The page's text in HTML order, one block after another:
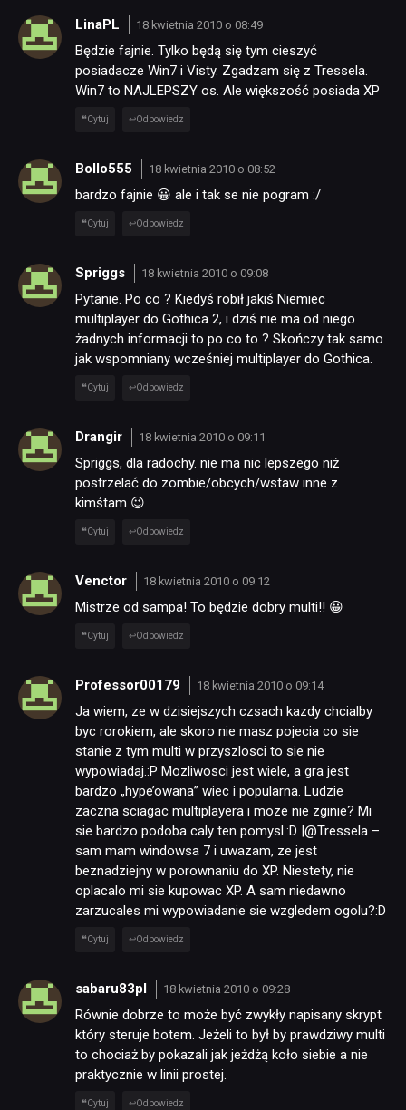
NEWSY
RECENZJE
RETRO
TECHNOLOGIE
DYSKUSJE
JUŻ GRALIŚMY
SKLEP
LinaPL 18 kwietnia 2010 o 08:49
Będzie fajnie. Tylko będą się tym cieszyć
posiadacze Win7 i Visty. Zgadzam się z Tressela.
Win7 to NAJLEPSZY os. Ale większość posiada XP
Cytuj Odpowiedz
Bollo555 18 kwietnia 2010 o 08:52
bardzo fajnie 😀 ale i tak se nie pogram :/
Cytuj Odpowiedz
Spriggs 18 kwietnia 2010 o 09:08
Pytanie. Po co ? Kiedyś robił jakiś Niemiec
multiplayer do Gothica 2, i dziś nie ma od niego
żadnych informacji to po co to ? Skończy tak samo
jak wspomniany wcześniej multiplayer do Gothica.
Cytuj Odpowiedz
Drangir 18 kwietnia 2010 o 09:11
Spriggs, dla radochy. nie ma nic lepszego niż
postrzelać do zombie/obcych/wstaw inne z
kimśtam 😉
Cytuj Odpowiedz
Venctor 18 kwietnia 2010 o 09:12
Mistrze od sampa! To będzie dobry multi!! 😀
Cytuj Odpowiedz
Professor00179 18 kwietnia 2010 o 09:14
Ja wiem, ze w dzisiejszych czsach kazdy chcialby
byc rorokiem, ale skoro nie masz pojecia co sie
stanie z tym multi w przyszlosci to sie nie
wypowiadaj.:P Mozliwosci jest wiele, a gra jest
bardzo „hype’owana” wiec i popularna. Ludzie
zaczna sciagac multiplayera i moze nie zginie? Mi
sie bardzo podoba caly ten pomysl.:D |@Tressela –
sam mam windowsa 7 i uwazam, ze jest
beznadziejny w porownaniu do XP. Niestety, nie
oplacalo mi sie kupowac XP. A sam niedawno
zarzucales mi wypowiadanie sie wzgledem ogolu?:D
Cytuj Odpowiedz
sabaru83pl 18 kwietnia 2010 o 09:28
Równie dobrze to może być zwykły napisany skrypt
który steruje botem. Jeżeli to był by prawdziwy multi
to chociaż by pokazali jak jeżdżą koło siebie a nie
praktycznie w linii prostej.
Cytuj Odpowiedz